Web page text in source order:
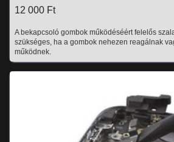
12 000 Ft
A bekapcsoló gombok működéséért felelős
szükséges, ha a gombok nehezen reagálnak
működnek.